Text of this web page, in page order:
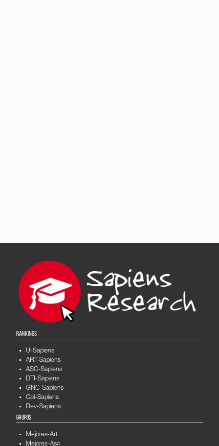
RANKINGS
U-Sapiens
ART-Sapiens
ASC-Sapiens
DTI-Sapiens
GNC-Sapiens
Col-Sapiens
Rev-Sapiens
GRUPOS
Mejores-Art
Mejores-Asc